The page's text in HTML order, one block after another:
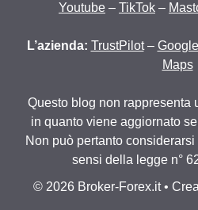
Youtube – TikTok –
L’azienda: TrustPilot–
Maps
Questo blog non rappresenta
in quanto viene aggiornato
Non può pertanto
sensi della legge n°
© 2026 Broker-Forex.it•